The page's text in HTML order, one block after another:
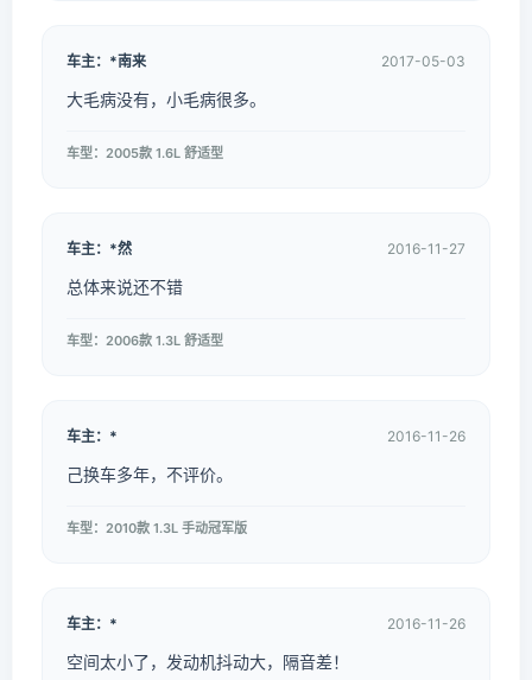
车主：*南来 2017-05-03
大毛病没有，小毛病很多。
车型：2005款 1.6L 舒适型
车主：*然 2016-11-27
总体来说还不错
车型：2006款 1.3L 舒适型
车主：* 2016-11-26
己换车多年，不评价。
车型：2010款 1.3L 手动冠军版
车主：* 2016-11-26
空间太小了，发动机抖动大，隔音差！